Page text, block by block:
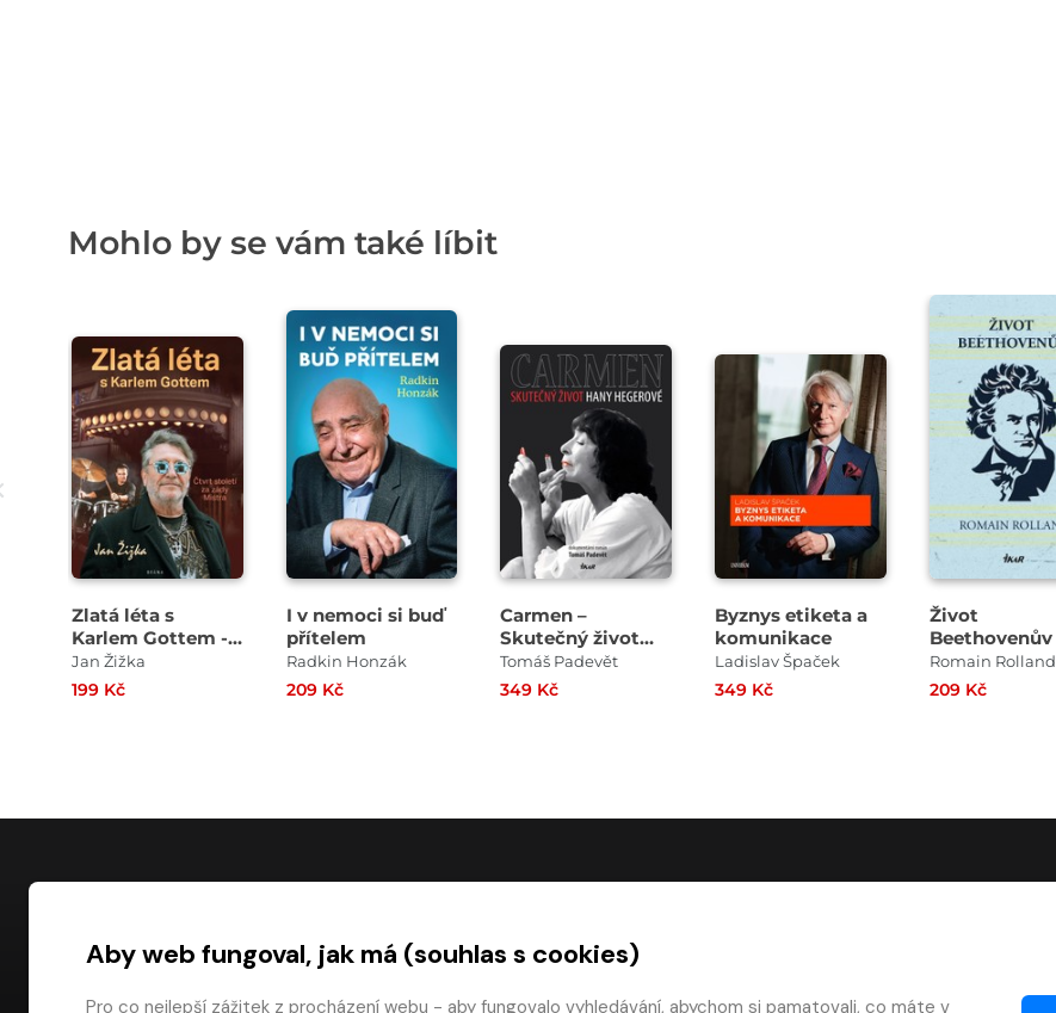
Mohlo by se vám také líbit
Zlatá léta s
Karlem Gottem -
Čtvrt století za
zády Mistra
Jan Žižka
199 Kč
I v nemoci si buď
přítelem
Radkin Honzák
209 Kč
Carmen –
Skutečný život
Hany Hegerové
Tomáš Padevět
349 Kč
Byznys etiketa a
komunikace
Ladislav Špaček
349 Kč
Život
Beethovenův
Romain Rolland
209 Kč
Časté dotazy
Platba
Kontakty
Aby web fungoval, jak má (souhlas s cookies)
Pro co nejlepší zážitek z procházení webu - aby fungovalo vyhledávání, abychom si pamatovali, co máte v